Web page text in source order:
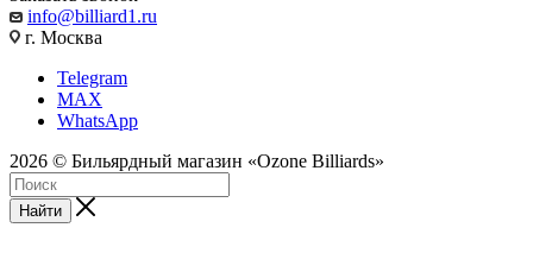
info@billiard1.ru
г. Москва
Telegram
MAX
WhatsApp
2026 © Бильярдный магазин «Ozone Billiards»
Найти